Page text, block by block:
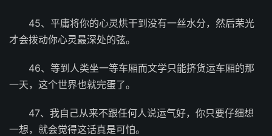
45、平庸将你的心灵烘干到没有一丝水分，然后荣光
才会拨动你心灵最深处的弦。
46、等到人类坐一等车厢而文学只能挤货运车厢的那
一天，这个世界也就完蛋了。
47、我自己从来不跟任何人说运气好，你只要仔细想
一想，就会觉得这话真是可怕。